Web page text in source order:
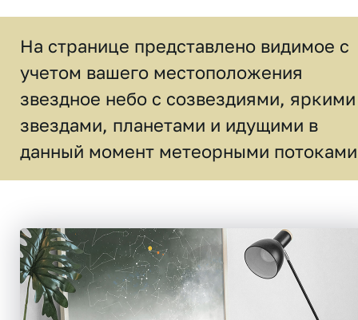
На странице представлено видимое c
учетом вашего местоположения
звездное небо c созвездиями, яркими
звездами, планетами и идущими в
данный момент метеорными